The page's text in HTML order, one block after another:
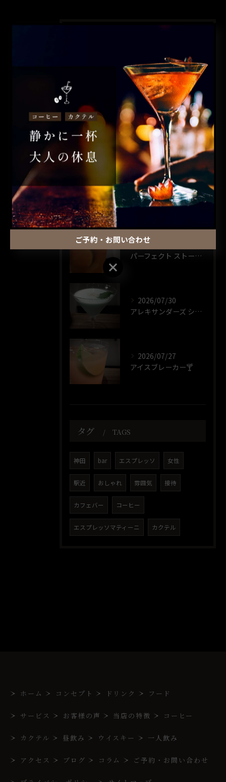
全てのカテゴリー
昼飲み
ウイスキー
一人飲み
最近の投稿 RECENT POSTS
2026/07/30
パーフェクト ストーム🍸️
2026/07/30
アレキサンダーズ シスター🍸️
2026/07/27
アイスブレーカー🍸️
タグ TAGS
神田 bar エスプレッソ 女性
駅近 おしゃれ 雰囲気 接待
カフェバー コーヒー
エスプレッソマティーニ カクテル
ホーム コンセプト ドリンク フード
サービス お客様の声 当店の特徴 コーヒー
カクテル 昼飲み ウイスキー 一人飲み
アクセス ブログ コラム ご予約・お問い合わせ
ご予約・お問い合わせ
ご予約・お問い合わせ